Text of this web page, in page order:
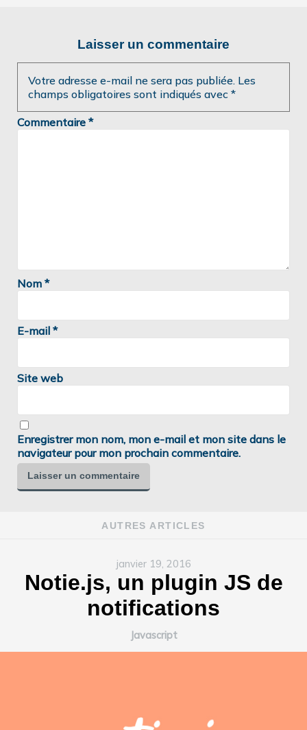
Laisser un commentaire
Votre adresse e-mail ne sera pas publiée. Les
champs obligatoires sont indiqués avec *
Commentaire *
Nom *
E-mail *
Site web
Enregistrer mon nom, mon e-mail et mon site dans le
navigateur pour mon prochain commentaire.
AUTRES ARTICLES
janvier 19, 2016
Notie.js, un plugin JS de
notifications
Javascript